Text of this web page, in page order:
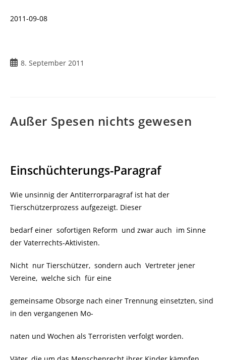
2011-09-08
8. September 2011
Außer Spesen nichts gewesen
Einschüchterungs-Paragraf
Wie unsinnig der Antiterrorparagraf ist hat der
Tierschützerprozess aufgezeigt. Dieser
bedarf einer sofortigen Reform und zwar auch im Sinne
der Vaterrechts-Aktivisten.
Nicht nur Tierschützer, sondern auch Vertreter jener
Vereine, welche sich für eine
gemeinsame Obsorge nach einer Trennung einsetzten, sind
in den vergangenen Mo-
naten und Wochen als Terroristen verfolgt worden.